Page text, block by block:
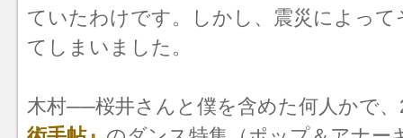
ていたわけです。しかし、震災によっ
てしまいました。
木村──桜井さんと僕を含めた何人かで、